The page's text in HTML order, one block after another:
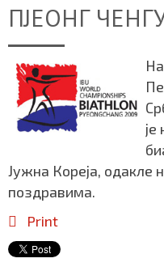
ПЈЕОНГ
Јужна Кореја, одакле
поздравима.
Print